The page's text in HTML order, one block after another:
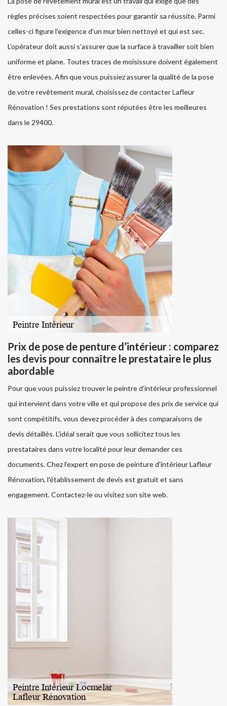
règles précises soient respectées pour garantir sa réussite. Parmi
celles-ci figure l’exigence d’un mur bien nettoyé et qui est sec.
L’opérateur doit aussi s’assurer que la surface à travailler soit bien
uniforme et plane. Toutes traces de moisissure doivent également
être enlevées. Afin que vous puissiez assurer la qualité de la pose
de votre revêtement mural, choisissez de contacter Lafleur
Rénovation ! Ses prestations sont réputées être les meilleures
dans le 29400.
Prix de pose de penture d’intérieur : comparez
les devis pour connaître le prestataire le plus
abordable
Pour que vous puissiez trouver le peintre d’intérieur professionnel
qui intervient dans votre ville et qui propose des prix de service qui
sont compétitifs, vous devez procéder à des comparaisons de
devis détaillés. L’idéal serait que vous sollicitez tous les
prestataires dans votre localité pour leur demander ces
documents. Chez l’expert en pose de peinture d’intérieur Lafleur
Rénovation, l’établissement de devis est gratuit et sans
engagement. Contactez-le ou visitez son site web.